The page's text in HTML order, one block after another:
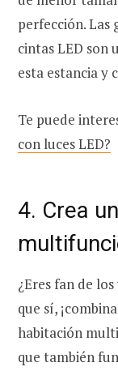
perfección. Las
cintas LED son
esta estancia y
Te puede
con luces LED?
4. Crea
¿Eres fan de
que sí,
habitación
que también